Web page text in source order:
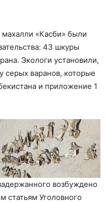
«Касби» были
43 шкуры
Экологи установили,
серых варанов, которые
и приложение 1
возбуждено
статьям Уголовного